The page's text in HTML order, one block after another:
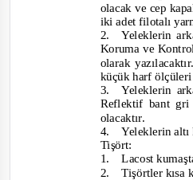
olacak ve cep
iki adet filotalı
2.Yeleklerin
Koruma ve
olarak
küçük harf
3.Yeleklerin
Reflektif bant gri
olacaktır.
4.Yeleklerin
Tişört:
1.Lacost
2.Tişörtler kısa